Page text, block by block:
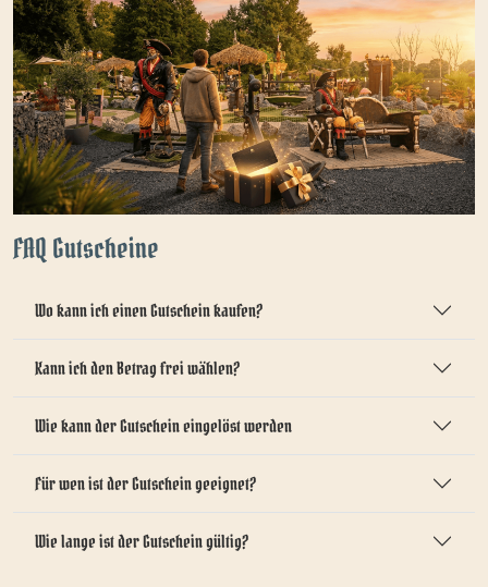
FAQ Gutscheine
Wo kann ich einen Gutschein kaufen?
Kann ich den Betrag frei wählen?
Wie kann der Gutschein eingelöst werden
Für wen ist der Gutschein geeignet?
Wie lange ist der Gutschein gültig?